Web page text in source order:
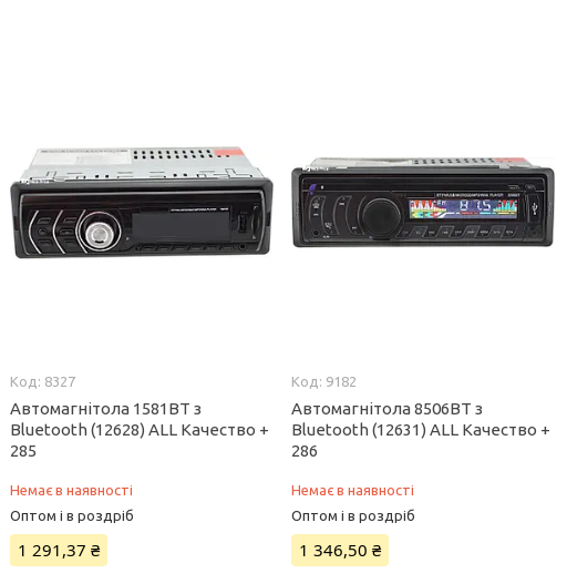
8327
Автомагнітола 1581BT з
Bluetooth (12628) ALL Качество +
285
Немає в наявності
Оптом і в роздріб
1 291,37 ₴
9182
Автомагнітола 8506BT з
Bluetooth (12631) ALL Качество +
286
Немає в наявності
Оптом і в роздріб
1 346,50 ₴